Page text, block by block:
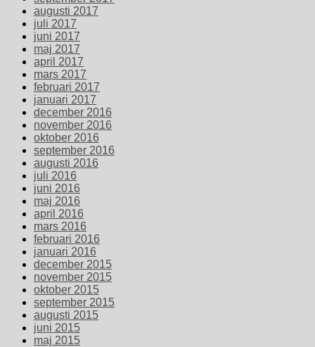
augusti 2017
juli 2017
juni 2017
maj 2017
april 2017
mars 2017
februari 2017
januari 2017
december 2016
november 2016
oktober 2016
september 2016
augusti 2016
juli 2016
juni 2016
maj 2016
april 2016
mars 2016
februari 2016
januari 2016
december 2015
november 2015
oktober 2015
september 2015
augusti 2015
juni 2015
maj 2015